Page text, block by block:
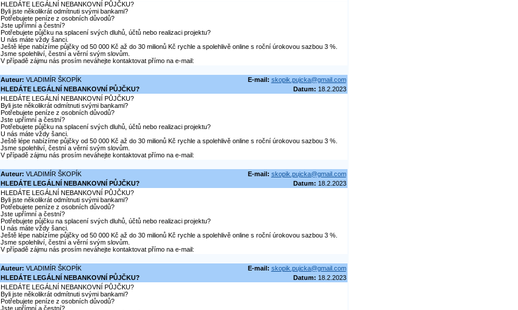
HLEDÁTE LEGÁLNÍ NEBANKOVNÍ PŮJČKU?
Byli jste několikrát odmítnuti svými bankami?
Potřebujete peníze z osobních důvodů?
Jste upřímní a čestní?
Potřebujete půjčku na splacení svých dluhů, účtů nebo realizaci projektu?
U nás máte vždy šanci.
Ještě lépe nabízíme půjčky od 50 000 Kč až do 30 milionů Kč rychle a spolehlivě online s roční úrokovou sazbou 3 %.
Jsme spolehliví, čestní a věrní svým slovům.
V případě zájmu nás prosím neváhejte kontaktovat přímo na e-mail:
Auteur: VLADIMÍR ŠKOPÍK E-mail: skopik.pujcka@gmail.com
HLEDÁTE LEGÁLNÍ NEBANKOVNÍ PŮJČKU?
Datum: 18.2.2023
HLEDÁTE LEGÁLNÍ NEBANKOVNÍ PŮJČKU?
Byli jste několikrát odmítnuti svými bankami?
Potřebujete peníze z osobních důvodů?
Jste upřímní a čestní?
Potřebujete půjčku na splacení svých dluhů, účtů nebo realizaci projektu?
U nás máte vždy šanci.
Ještě lépe nabízíme půjčky od 50 000 Kč až do 30 milionů Kč rychle a spolehlivě online s roční úrokovou sazbou 3 %.
Jsme spolehliví, čestní a věrní svým slovům.
V případě zájmu nás prosím neváhejte kontaktovat přímo na e-mail:
Auteur: VLADIMÍR ŠKOPÍK E-mail: skopik.pujcka@gmail.com
HLEDÁTE LEGÁLNÍ NEBANKOVNÍ PŮJČKU?
Datum: 18.2.2023
HLEDÁTE LEGÁLNÍ NEBANKOVNÍ PŮJČKU?
Byli jste několikrát odmítnuti svými bankami?
Potřebujete peníze z osobních důvodů?
Jste upřímní a čestní?
Potřebujete půjčku na splacení svých dluhů, účtů nebo realizaci projektu?
U nás máte vždy šanci.
Ještě lépe nabízíme půjčky od 50 000 Kč až do 30 milionů Kč rychle a spolehlivě online s roční úrokovou sazbou 3 %.
Jsme spolehliví, čestní a věrní svým slovům.
V případě zájmu nás prosím neváhejte kontaktovat přímo na e-mail:
Auteur: VLADIMÍR ŠKOPÍK E-mail: skopik.pujcka@gmail.com
HLEDÁTE LEGÁLNÍ NEBANKOVNÍ PŮJČKU?
Datum: 18.2.2023
HLEDÁTE LEGÁLNÍ NEBANKOVNÍ PŮJČKU?
Byli jste několikrát odmítnuti svými bankami?
Potřebujete peníze z osobních důvodů?
Jste upřímní a čestní?